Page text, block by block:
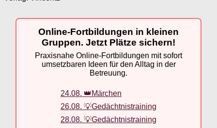
Online-Fortbildungen in kleinen
Gruppen. Jetzt Plätze sichern!
Praxisnahe Online-Fortbildungen mit sofort
umsetzbaren Ideen für den Alltag in der
Betreuung.
24.08. 👑Märchen
26.08. 💡Gedächtnistraining
28.08. 💡Gedächtnistraining